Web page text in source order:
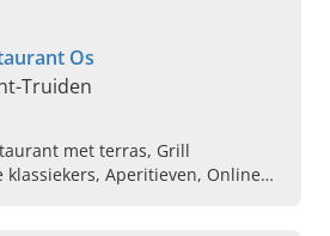
Os
Truiden
met terras, Grill
klassiekers, Aperitieven, Online